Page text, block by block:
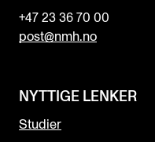
+47 23 36 70 00
post@nmh.no
NYTTIGE LENKER
Studier